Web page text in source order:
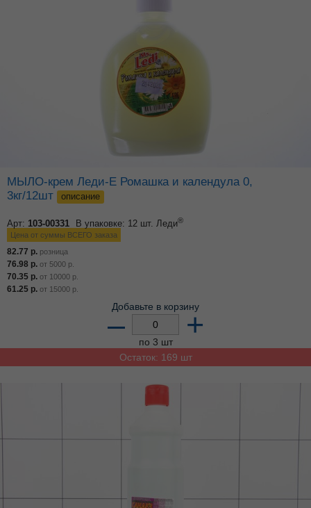
МЫЛО-крем Леди-Е Ромашка и календула 0,
3кг/12шт
описание
Арт: 103-00331 В упаковке: 12 шт. Леди®
Цена от суммы ВСЕГО заказа
82.77 р. розница
76.98 р. от 5000 р.
70.35 р. от 10000 р.
61.25 р. от 15000 р.
Добавьте в корзину
– +
по 3 шт
Остаток: 169 шт